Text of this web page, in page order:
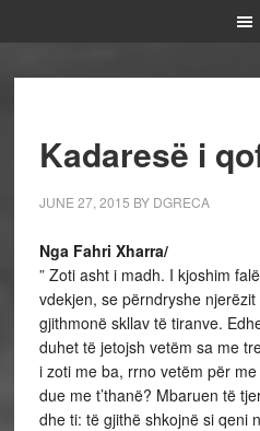
Kadaresë i
JUNE 27, 2015 BY DGRECA
Nga Fahri Xharra/
” Zoti asht i madh. I kjoshim
vdekjen, se përndryshe njerëzit
gjithmonë skllav të tiranve.
duhet të jetojsh vetëm sa me
i zoti me ba, rrno vetëm për
due me t’thanë? Mbaruen të
dhe ti: të gjithë shkojnë si qeni